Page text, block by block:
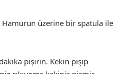
Hamurun üzerine bir spatula ile
pişirin. Kekin pişip